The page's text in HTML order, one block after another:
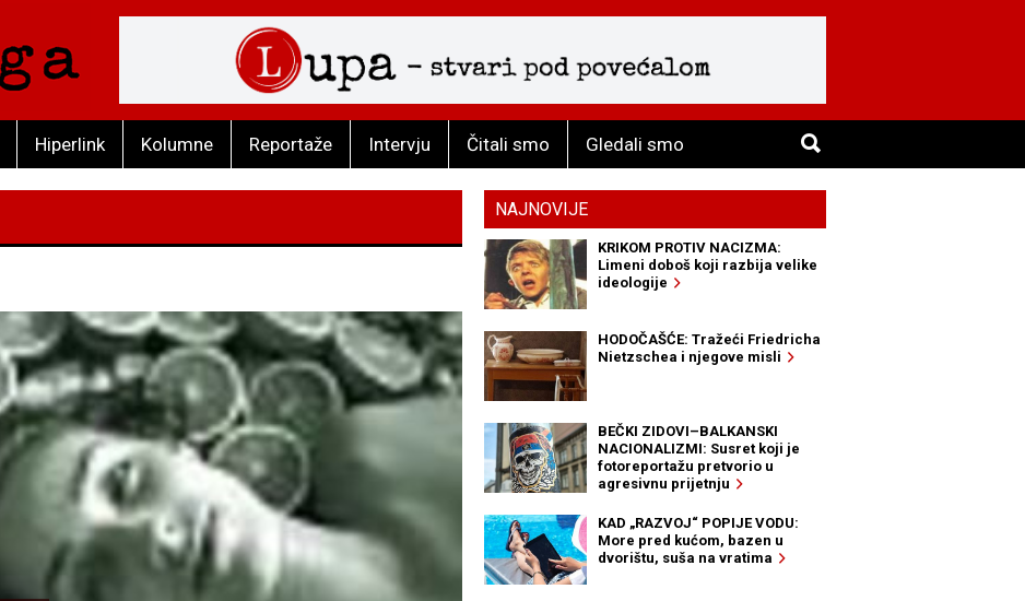
Hiperlink Kolumne Reportaže Intervju Čitali smo Gledali smo
NAJNOVIJE
KRIKOM PROTIV NACIZMA:
Limeni doboš koji razbija velike
ideologije
HODOČAŠĆE: Tražeći Friedricha
Nietzschea i njegove misli
BEČKI ZIDOVI–BALKANSKI
NACIONALIZMI: Susret koji je
fotoreportažu pretvorio u
agresivnu prijetnju
KAD „RAZVOJ“ POPIJE VODU:
More pred kućom, bazen u
dvorištu, suša na vratima